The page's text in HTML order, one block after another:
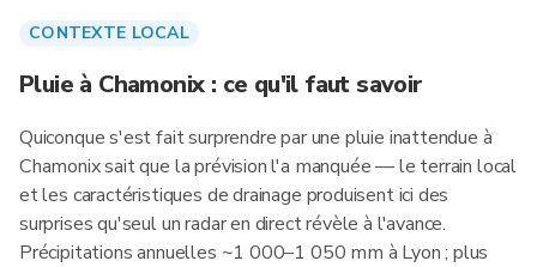
CONTEXTE LOCAL
Pluie à Chamonix : ce qu'il faut savoir
Quiconque s'est fait surprendre par une pluie inattendue à
Chamonix sait que la prévision l'a manquée — le terrain local
et les caractéristiques de drainage produisent ici des
surprises qu'seul un radar en direct révèle à l'avance.
Précipitations annuelles ~1 000–1 050 mm à Lyon ; plus